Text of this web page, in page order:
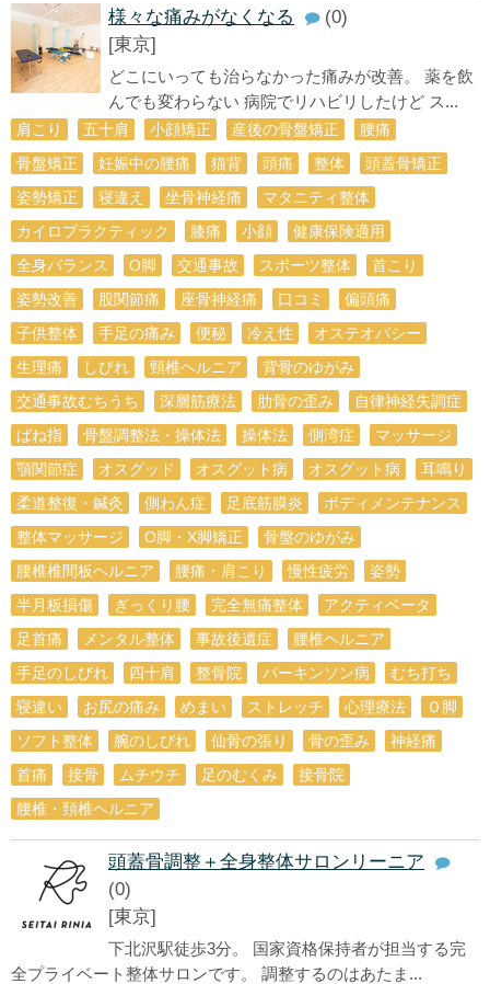
様々な痛みがなくなる
(0)
[東京]
どこにいっても治らなかった痛みが改善。 薬を飲
んでも変わらない 病院でリハビリしたけど ス...
肩こり 五十肩 小顔矯正 産後の骨盤矯正
腰痛
骨盤矯正
妊娠中の腰痛 猫背 頭痛 整体
頭蓋骨矯正
姿勢矯正
寝違え 坐骨神経痛
マタニティ整体
カイロプラクティック
膝痛 小顔
健康保険適用
全身バランス
О脚 交通事故 スポーツ整体
首こり
姿勢改善
股関節痛 座骨神経痛 口コミ
偏頭痛
子供整体
手足の痛み 便秘 冷え性
オステオパシー
生理痛
しびれ 頸椎ヘルニア
背骨のゆがみ
交通事故むちうち
深層筋療法 肋骨の歪み
自律神経失調症
ばね指
骨盤調整法・操体法 操体法 側湾症
マッサージ
顎関節症
オスグッド オスグット病 オスグット病
耳鳴り
柔道整復・鍼灸
側わん症 足底筋膜炎
ボディメンテナンス
整体マッサージ
O脚・X脚矯正
骨盤のゆがみ
腰椎椎間板ヘルニア
腰痛・肩こり 慢性疲労
姿勢
半月板損傷
ぎっくり腰 完全無痛整体
アクティベータ
足首痛
メンタル整体 事故後遺症
腰椎ヘルニア
手足のしびれ
四十肩 整骨院 パーキンソン病
むち打ち
寝違い
お尻の痛み めまい ストレッチ 心理療法
Ｏ脚
ソフト整体
腕のしびれ 仙骨の張り 骨の歪み
神経痛
首痛
接骨 ムチウチ 足のむくみ
接骨院
腰椎・頚椎ヘルニア
頭蓋骨調整＋全身整体サロンリーニア
(0)
[東京]
下北沢駅徒歩3分。 国家資格保持者が担当する完
全プライベート整体サロンです。 調整するのはあたま...